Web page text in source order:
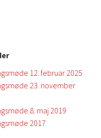
12. februar 2025
23. november
8. maj 2019
2017